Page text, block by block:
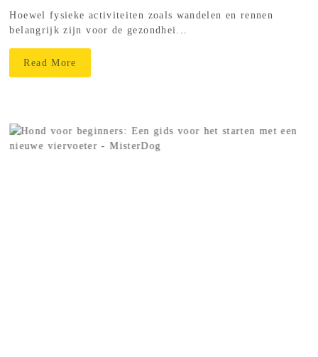
Hoewel fysieke activiteiten zoals wandelen en rennen
belangrijk zijn voor de gezondhei...
Read More